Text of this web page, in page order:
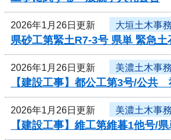
2026年1月26日更新 大垣土木事
県砂工第緊土R7-3号 県単 緊急
2026年1月26日更新 美濃土木事
【建設工事】都公工第3号/公共
2026年1月26日更新 美濃土木事
【建設工事】維工第維暮1他号/